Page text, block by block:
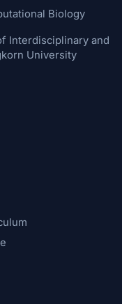
Biology
Interdisciplinary and
University